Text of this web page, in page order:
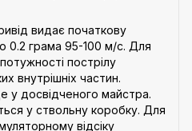
видає початкову
0.2 грама 95-100 м/с. Для
пострілу
внутрішніх частин.
у досвідченого майстра.
у ствольну коробку. Для
відсіку